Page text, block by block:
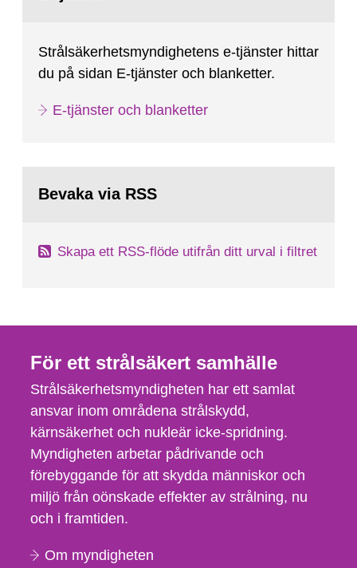
Strålsäkerhetsmyndighetens e-tjänster hittar
du på sidan E-tjänster och blanketter.
E-tjänster och blanketter
Bevaka via RSS
Skapa ett RSS-flöde utifrån ditt urval i filtret
För ett strålsäkert samhälle
Strålsäkerhetsmyndigheten har ett samlat
ansvar inom områdena strålskydd,
kärnsäkerhet och nukleär icke-spridning.
Myndigheten arbetar pådrivande och
förebyggande för att skydda människor och
miljö från oönskade effekter av strålning, nu
och i framtiden.
Om myndigheten